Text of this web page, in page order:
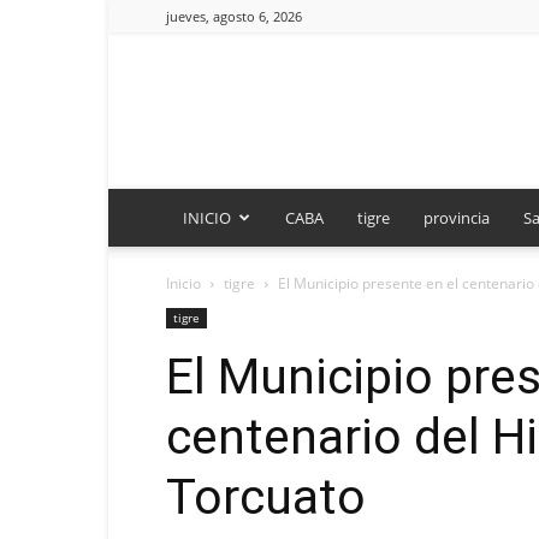
jueves, agosto 6, 2026
INICIO CABA tigre provincia
Inicio tigre El Municipio presente en el
tigre
El Municipio
centenario del
Torcuato